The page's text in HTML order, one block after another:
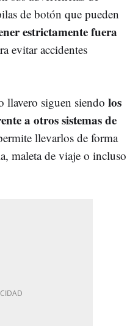
de botón que pueden
estrictamente fuera
evitar accidentes
llavero siguen siendo los
a otros sistemas de
llevarlos de forma
maleta de viaje o incluso